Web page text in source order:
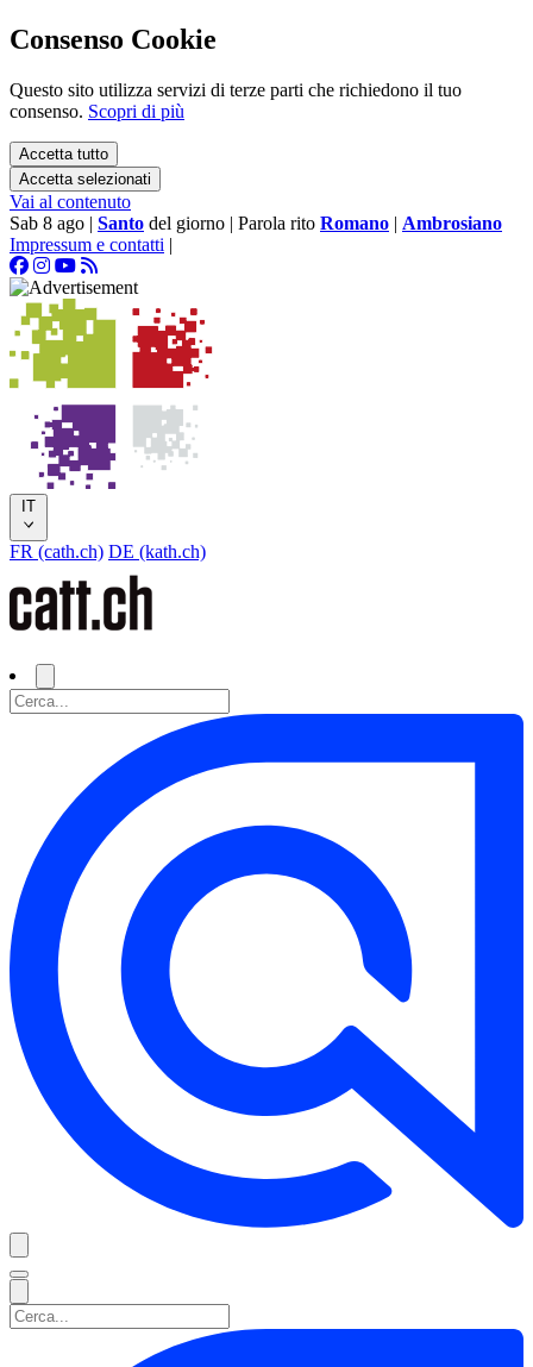
Consenso Cookie
Questo sito utilizza servizi di terze parti che richiedono il tuo
consenso. Scopri di più
Accetta tutto
Accetta selezionati
Vai al contenuto
Sab 8 ago | Santo del giorno | Parola rito Romano | Ambrosiano
Impressum e contatti |
IT
FR (cath.ch) DE (kath.ch)